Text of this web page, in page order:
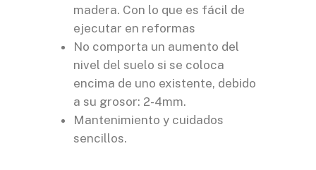
madera. Con lo que es fácil de
ejecutar en reformas
No comporta un aumento del
nivel del suelo si se coloca
encima de uno existente, debido
a su grosor: 2-4mm.
Mantenimiento y cuidados
sencillos.